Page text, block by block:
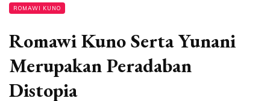
ROMAWI KUNO
Romawi Kuno Serta Yunani
Merupakan Peradaban
Distopia